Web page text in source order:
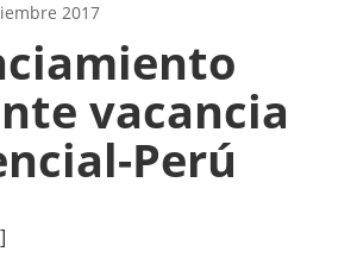
2017
vacancia
Perú